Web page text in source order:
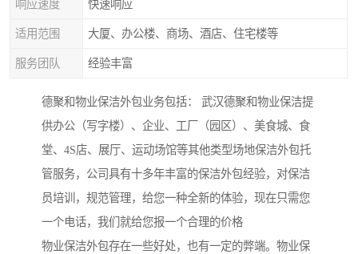
响应速度 快速响应
适用范围 大厦、办公楼、商场、酒店、住宅楼等
服务团队 经验丰富
德聚和物业保洁外包业务包括： 武汉德聚和物业保洁提
供办公（写字楼）、企业、工厂（园区）、美食城、食
堂、4S店、展厅、运动场馆等其他类型场地保洁外包托
管服务，公司具有十多年丰富的保洁外包经验，对保洁
员培训，规范管理，给您一种全新的体验，现在只需您
一个电话，我们就给您报一个合理的价格
物业保洁外包存在一些好处，也有一定的弊端。物业保